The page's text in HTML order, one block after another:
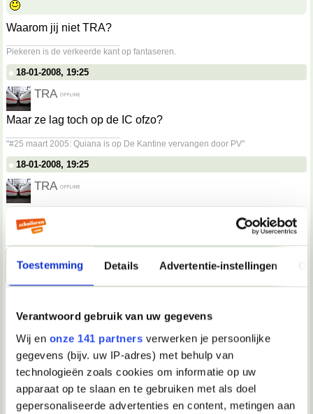
Toestemming Details Advertentie-instellingen
Verantwoord gebruik van uw gegevens
Wij en onze 141 partners verwerken je persoonlijke
gegevens (bijv. uw IP-adres) met behulp van
technologieën zoals cookies om informatie op uw
apparaat op te slaan en te gebruiken met als doel
gepersonaliseerde advertenties en content, metingen aan
Waarom jij niet TRA?
Piekeren is de verkeerde kant op fantaseren.
18-01-2008, 19:25
TRA
Maar ze lag toch op de IC ofzo?
"#25 maart 2005: Quiana is op De Kantine vervangen door PV"
18-01-2008, 19:25
TRA
Waarom jij niet TRA?
Waarom wel?q
__________________
Verwijderd
Missy schreef:
Het gaat heel goed.
We hebben heel braaf het hele huis
schoon gemaakt voordat ze thuiskwam. Dat vond ze wel
tof. Ze wou gelijk weer gaan koken. Dat ging alleen een
beetje klunsig, maar met wat hulp hebben we nasi
gemaakt.